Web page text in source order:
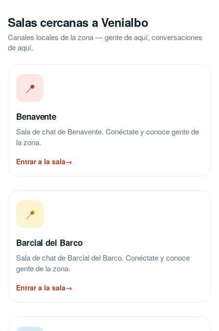
Salas cercanas a Venialbo
Canales locales de la zona — gente de aquí, conversaciones
de aquí.
📍
Benavente
Sala de chat de Benavente. Conéctate y conoce gente de
la zona.
Entrar a la sala→
📍
Barcial del Barco
Sala de chat de Barcial del Barco. Conéctate y conoce
gente de la zona.
Entrar a la sala→